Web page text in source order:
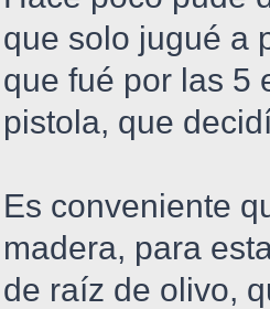
que solo jugué a
que fué por las 5
pistola, que
Es conveniente
madera, para
de raíz de olivo,